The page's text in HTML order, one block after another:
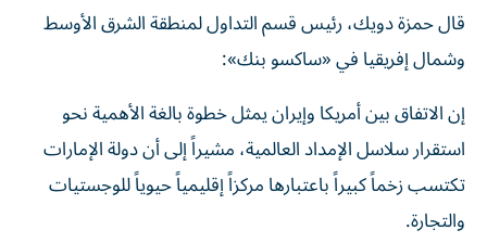
قال حمزة دويك، رئيس قسم التداول لمنطقة الشرق الأوسط
وشمال إفريقيا في «ساكسو بنك»:
إن الاتفاق بين أمريكا وإيران يمثل خطوة بالغة الأهمية نحو
استقرار سلاسل الإمداد العالمية، مشيراً إلى أن دولة الإمارات
تكتسب زخماً كبيراً باعتبارها مركزاً إقليمياً حيوياً للوجستيات
والتجارة.